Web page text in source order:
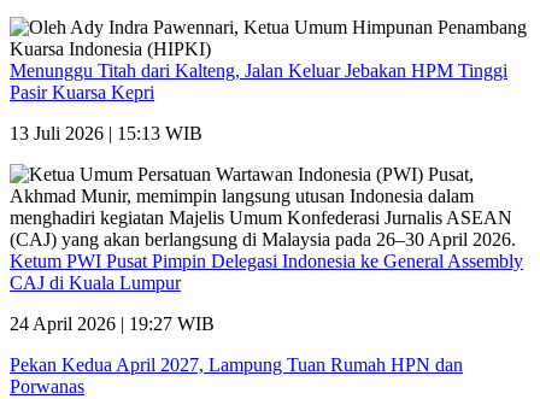
Menunggu Titah dari Kalteng, Jalan Keluar Jebakan HPM Tinggi
Pasir Kuarsa Kepri
13 Juli 2026 | 15:13 WIB
Ketum PWI Pusat Pimpin Delegasi Indonesia ke General Assembly
CAJ di Kuala Lumpur
24 April 2026 | 19:27 WIB
Pekan Kedua April 2027, Lampung Tuan Rumah HPN dan
Porwanas